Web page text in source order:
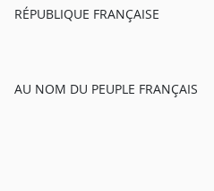
RÉPUBLIQUE FRANÇAISE
AU NOM DU PEUPLE FRANÇAIS